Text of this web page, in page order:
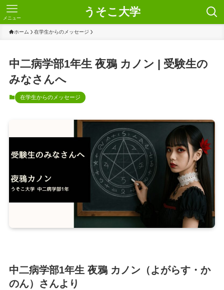
うそこ大学
メニュー
ホーム 在学生からのメッセージ
中二病学部1年生 夜鴉 カノン | 受験生の
みなさんへ
在学生からのメッセージ
中二病学部1年生 夜鴉 カノン（よがらす・か
のん）さんより